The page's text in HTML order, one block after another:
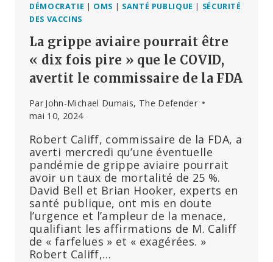
DÉMOCRATIE | OMS | SANTÉ PUBLIQUE | SÉCURITÉ
DES VACCINS
La grippe aviaire pourrait être
« dix fois pire » que le COVID,
avertit le commissaire de la FDA
Par John-Michael Dumais, The Defender
mai 10, 2024
Robert Califf, commissaire de la FDA, a
averti mercredi qu’une éventuelle
pandémie de grippe aviaire pourrait
avoir un taux de mortalité de 25 %.
David Bell et Brian Hooker, experts en
santé publique, ont mis en doute
l’urgence et l’ampleur de la menace,
qualifiant les affirmations de M. Califf
de « farfelues » et « exagérées. »
Robert Califf,…